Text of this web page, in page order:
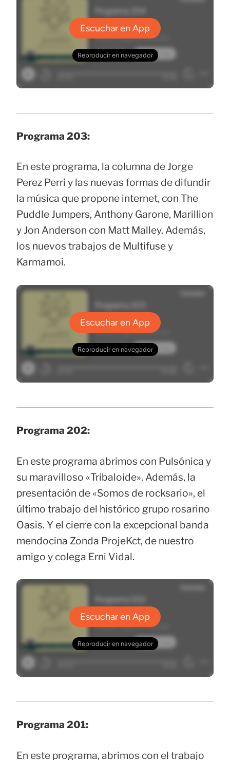
Programa 203:
En este programa, la columna de Jorge
Perez Perri y las nuevas formas de difundir
la música que propone internet, con The
Puddle Jumpers, Anthony Garone, Marillion
y Jon Anderson con Matt Malley. Además,
los nuevos trabajos de Multifuse y
Karmamoi.
Programa 202:
En este programa abrimos con Pulsónica y
su maravilloso «Tribaloide». Además, la
presentación de «Somos de rocksario», el
último trabajo del histórico grupo rosarino
Oasis. Y el cierre con la excepcional banda
mendocina Zonda ProjeKct, de nuestro
amigo y colega Erni Vidal.
Programa 201:
En este programa, abrimos con el trabajo